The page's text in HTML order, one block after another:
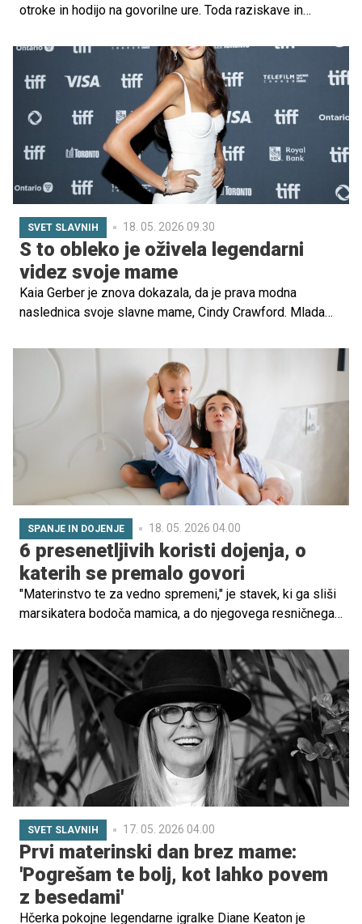
otroke in hodijo na govorilne ure. Toda raziskave in
nevidnega družinskega dela še vedno pogosto ostaja na
ramenih mater. Kako zelo se je v resnici spremenila vloga
očeta v Sloveniji?
SVET SLAVNIH 18. 05. 2026 09.30
S to obleko je oživela legendarni
videz svoje mame
Kaia Gerber je znova dokazala, da je prava modna
naslednica svoje slavne mame, Cindy Crawford. Mlada
močno spominjala na legendarni videz njene mame iz
devetdesetih let, ko je pod roko na rdeči preprogi držala
hollywoodskega igralca Richarda Gera.
SPANJE IN DOJENJE 18. 05. 2026 04.00
6 presenetljivih koristi dojenja, o
katerih se premalo govori
"Materinstvo te za vedno spremeni," je stavek, ki ga sliši
marsikatera bodoča mamica, a do njegovega resničnega
Materinstvo in z njim povezano dojenje zares spreminja
možgane – strukturno, funkcionalno in v marsičem
nepovratno, pri tem pa imajo veliko vlogo prav hormoni.
SVET SLAVNIH 17. 05. 2026 04.00
Prvi materinski dan brez mame:
'Pogrešam te bolj, kot lahko povem
z besedami'
Hčerka pokojne legendarne igralke Diane Keaton je